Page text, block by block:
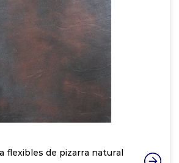
flexibles de pizarra natural